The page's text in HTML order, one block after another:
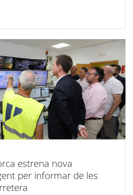
estrena nova
per informar de les